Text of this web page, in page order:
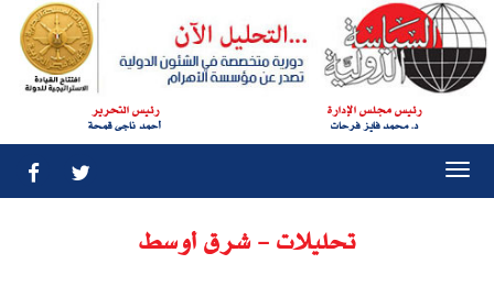
رئيس مجلس الإدارة
د. محمد فايز فرحات
رئيس التحرير
أحمد ناجى قمحة
تحليلات - شرق أوسط